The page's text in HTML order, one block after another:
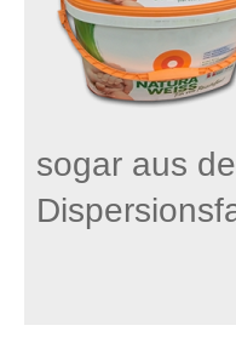
sogar aus